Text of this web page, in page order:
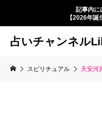
記事内に
【2026年誕
占いチャンネル
スピリチュアル 天安河